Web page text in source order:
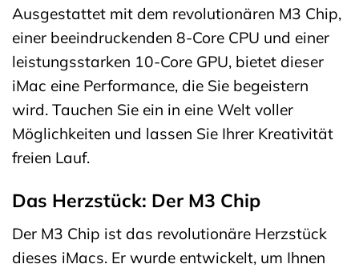
Ausgestattet mit dem revolutionären M3 Chip,
einer beeindruckenden 8-Core CPU und einer
leistungsstarken 10-Core GPU, bietet dieser
iMac eine Performance, die Sie begeistern
wird. Tauchen Sie ein in eine Welt voller
Möglichkeiten und lassen Sie Ihrer Kreativität
freien Lauf.
Das Herzstück: Der M3 Chip
Der M3 Chip ist das revolutionäre Herzstück
dieses iMacs. Er wurde entwickelt, um Ihnen